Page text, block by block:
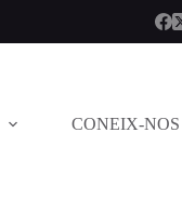
CONEIX-NOS